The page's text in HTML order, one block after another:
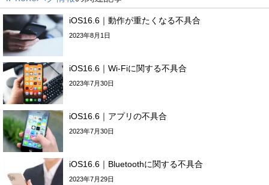
iOS16.6｜動作が重たくなる不具合
2023年8月1日
iOS16.6｜Wi-Fiに関する不具合
2023年7月30日
iOS16.6｜アプリの不具合
2023年7月30日
iOS16.6｜Bluetoothに関する不具合
2023年7月29日